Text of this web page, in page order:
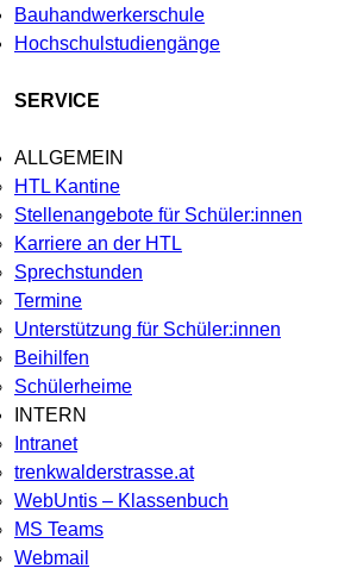
Bauhandwerkerschule
Hochschulstudiengänge
SERVICE
ALLGEMEIN
HTL Kantine
Stellenangebote für Schüler:innen
Karriere an der HTL
Sprechstunden
Termine
Unterstützung für Schüler:innen
Beihilfen
Schülerheime
INTERN
Intranet
trenkwalderstrasse.at
WebUntis – Klassenbuch
MS Teams
Webmail